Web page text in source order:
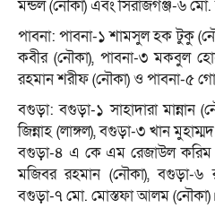
মন্ডল (নৌকা) এবং সিরাজগঞ্জ-৬
পাবনা: পাবনা-১ শামসুল হক টুকু
কবীর (নৌকা), পাবনা-৩ মকবুল
রহমান শরীফ (নৌকা) ও পাবনা-৫
বগুড়া: বগুড়া-১ সাহাদারা
জিন্নাহ (লাঙ্গল), বগুড়া-৩ খান
বগুড়া-৪ এ কে এম রেজাউল করিম
মজিবর রহমান (নৌকা), বগুড়া-৬
বগুড়া-৭ মো. মোস্তফা আলম (নৌকা)।